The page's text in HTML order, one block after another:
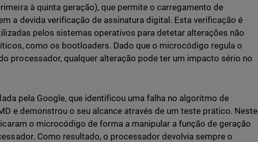
à quinta geração), que permite o carregamento de
a devida verificação de assinatura digital. Esta verificação é
pelos sistemas operativos para detetar alterações não
como os bootloaders. Dado que o microcódigo regula o
processador, qualquer alteração pode ter um impacto sério no
pela Google, que identificou uma falha no algoritmo de
e demonstrou o seu alcance através de um teste prático. Neste
o microcódigo de forma a manipular a função de geração
Como resultado, o processador devolvia sempre o